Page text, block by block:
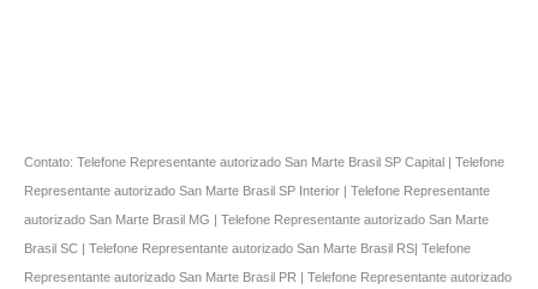
Contato: Telefone Representante autorizado San Marte Brasil SP Capital | Telefone
Representante autorizado San Marte Brasil SP Interior | Telefone Representante
autorizado San Marte Brasil MG | Telefone Representante autorizado San Marte
Brasil SC | Telefone Representante autorizado San Marte Brasil RS| Telefone
Representante autorizado San Marte Brasil PR | Telefone Representante autorizado